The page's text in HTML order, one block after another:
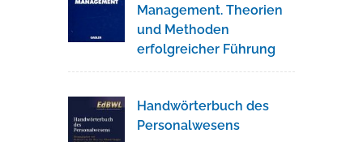
Management. Theorien
und Methoden
erfolgreicher Führung
Handwörterbuch des
Personalwesens